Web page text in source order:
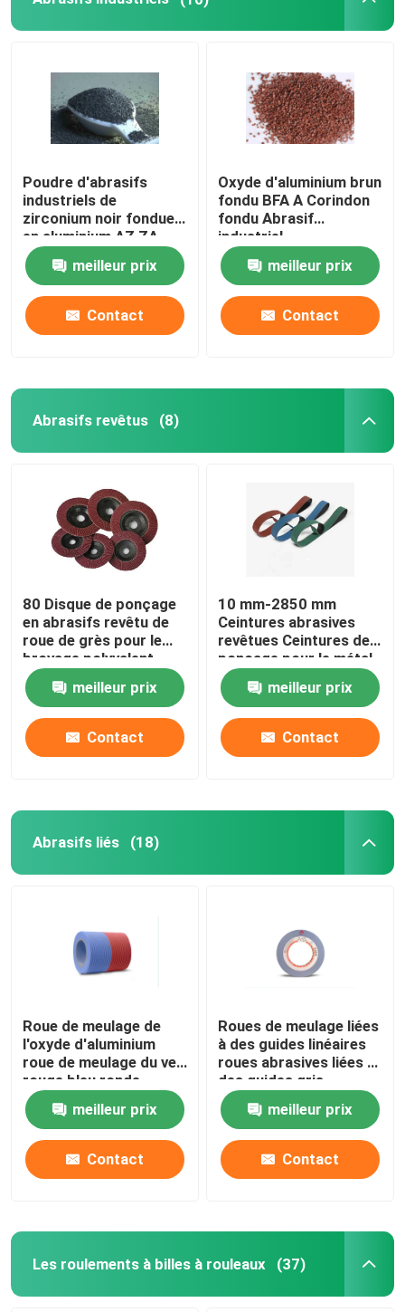
Instruments de mesure de précision
Nitridation au bain de sel
Produits de consommation pour semi-conducteurs
Poudre d'abrasifs
industriels de
zirconium noir fondue
en aluminium AZ ZA
meilleur prix
Contact
Oxyde d'aluminium brun
fondu BFA A Corindon
fondu Abrasif
industriel
meilleur prix
Contact
Abrasifs revêtus (8)
80 Disque de ponçage
en abrasifs revêtu de
roue de grès pour le
broyage polyvalent
meilleur prix
Contact
10 mm-2850 mm
Ceintures abrasives
revêtues Ceintures de
ponçage pour le métal
meilleur prix
Contact
Abrasifs liés (18)
Roue de meulage de
l'oxyde d'aluminium
roue de meulage du ver
rouge bleu ronde
meilleur prix
Contact
Roues de meulage liées
à des guides linéaires
roues abrasives liées à
des guides gris
meilleur prix
Contact
Les roulements à billes à rouleaux (37)